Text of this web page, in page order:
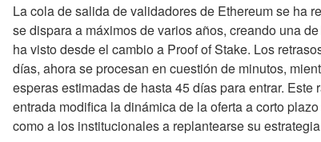
La cola de salida de validadores de Ethereum se ha
se dispara a máximos de varios años, creando una
ha visto desde el cambio a Proof of Stake. Los
días, ahora se procesan en cuestión de minutos,
esperas estimadas de hasta 45 días para entrar.
entrada modifica la dinámica de la oferta a corto
como a los institucionales a replantearse su